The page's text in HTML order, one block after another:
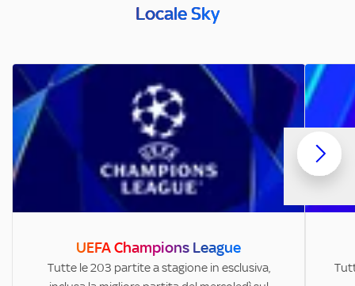
Locale Sky
UEFA Champions League
Tutte le 203 partite a stagione in esclusiva,